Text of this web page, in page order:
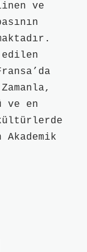
ve
ve en